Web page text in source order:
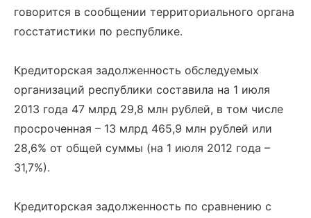
говорится в сообщении территориального органа
госстатистики по республике.
Кредиторская задолженность обследуемых
организаций республики составила на 1 июля
2013 года 47 млрд 29,8 млн рублей, в том числе
просроченная – 13 млрд 465,9 млн рублей или
28,6% от общей суммы (на 1 июля 2012 года –
31,7%).
Кредиторская задолженность по сравнению с